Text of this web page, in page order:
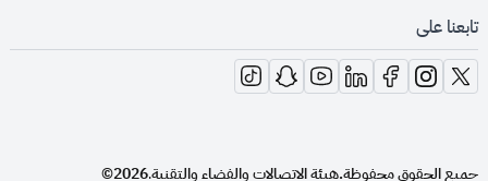
تابعنا على
opens in new window
opens in new window
opens in new window
opens in new window
opens in new window
opens in new window
opens in new window
جميع الحقوق محفوظة.هيئة الاتصالات والفضاء والتقنية.
2026©